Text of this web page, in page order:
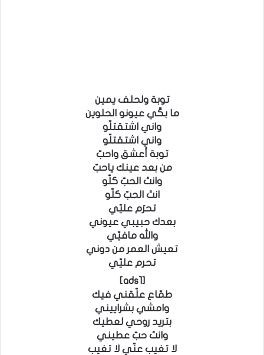
توبة ولحلف يمين
ما بكّي عيونو الحلوين
واني اشتقتلّو
واني اشتقتلّو
توبة أعشق واحبّ
من بعد عينك ياحبّ
وانتَ الحبّ كلّو
انتَ الحبّ كلّو
تحرَم عليّي
بعدك حبيبي عيوني
والله مافيّي
تعيش العمر من دوني
تحرم عليّي
[ads1]
طمّاع علّقني فيك
وامشي بشراييني
بتريد روحي لعطيك
وانتَ حبّ عطيني
لا تغيب عنّي لا تغيب